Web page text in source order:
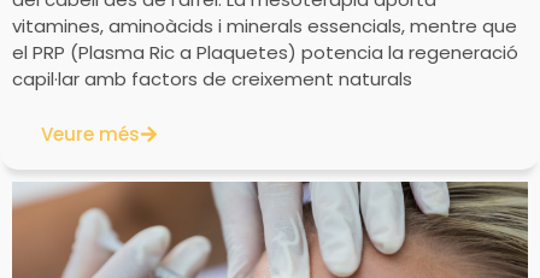
vitamines, aminoàcids i minerals essencials, mentre que
el PRP (Plasma Ric a Plaquetes) potencia la regeneració
capil·lar amb factors de creixement naturals
Veure més